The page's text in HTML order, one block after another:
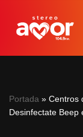
Saltar
Portada » Centros
Desinfectate Beep